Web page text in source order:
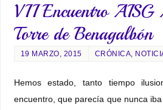
VII Encuentro AISG
Torre de Benagalbón
19 MARZO, 2015 CRÓNICA,
Hemos estado, tanto tiempo
encuentro, que parecía que nunca